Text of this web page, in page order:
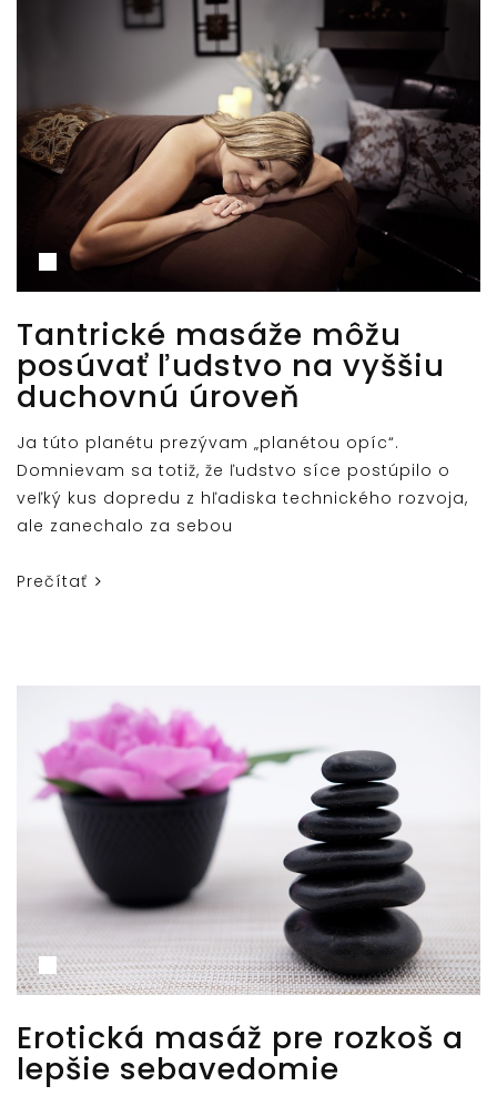
Tantrické masáže môžu
posúvať ľudstvo na vyššiu
duchovnú úroveň
Ja túto planétu prezývam „planétou opíc“.
Domnievam sa totiž, že ľudstvo síce postúpilo o
veľký kus dopredu z hľadiska technického rozvoja,
ale zanechalo za sebou
Prečítať
Erotická masáž pre rozkoš a
lepšie sebavedomie